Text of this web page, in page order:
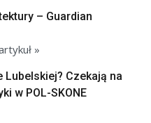
– Guardian
»
Czekają na
w POL-SKONE